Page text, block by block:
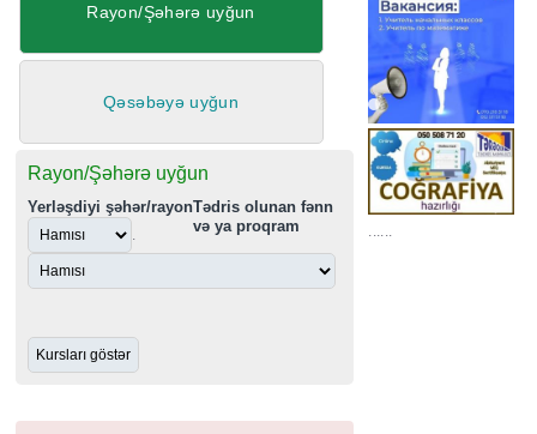
Rayon/Şəhərə uyğun
Qəsəbəyə uyğun
Rayon/Şəhərə uyğun
Yerləşdiyi şəhər/rayon
.
Tədris olunan fənn
və ya proqram
......